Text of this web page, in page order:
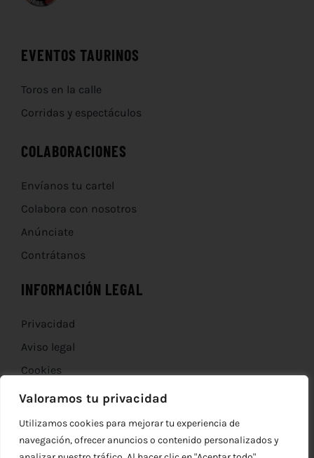
Valoramos tu privacidad
Utilizamos cookies para mejorar tu experiencia de
navegación, ofrecer anuncios o contenido personalizados y
EVENTOS TAURINOS
Toros en la calle
Corridas y espectáculos
COLABORACIONES
Envíanos tu cartel
Colabora con nosotros
Anúnciate
Contrátanos
INFORMACIÓN LEGAL
Privacidad
Aviso legal
Cookies
Devoluciones